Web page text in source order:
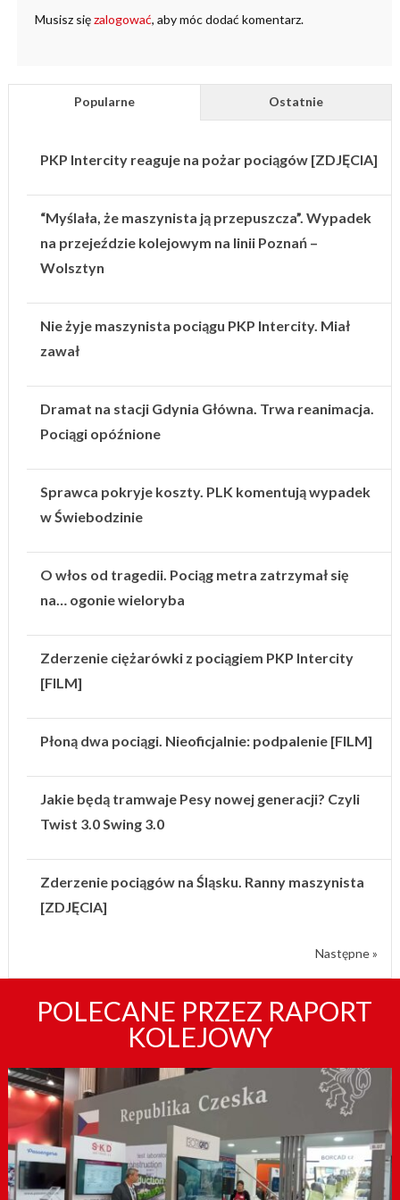
Musisz sięzalogować, aby móc dodać komentarz.
Popularne Ostatnie
PKP Intercity reaguje na pożar pociągów [ZDJĘCIA]
“Myślała, że maszynista ją przepuszcza”. Wypadek
na przejeździe kolejowym na linii Poznań –
Wolsztyn
Nie żyje maszynista pociągu PKP Intercity. Miał
zawał
Dramat na stacji Gdynia Główna. Trwa reanimacja.
Pociągi opóźnione
Sprawca pokryje koszty. PLK komentują wypadek
w Świebodzinie
O włos od tragedii. Pociąg metra zatrzymał się
na… ogonie wieloryba
Zderzenie ciężarówki z pociągiem PKP Intercity
[FILM]
Płoną dwa pociągi. Nieoficjalnie: podpalenie [FILM]
Jakie będą tramwaje Pesy nowej generacji? Czyli
Twist 3.0 Swing 3.0
Zderzenie pociągów na Śląsku. Ranny maszynista
[ZDJĘCIA]
Następne »
POLECANE PRZEZ RAPORT
KOLEJOWY